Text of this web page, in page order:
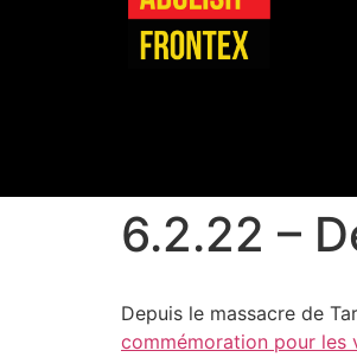
6.2.22 –
Depuis le massacre de
commémoration pour les